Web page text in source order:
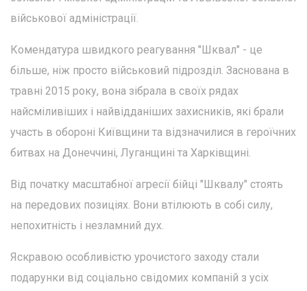
військової адміністрації.
Комендатура швидкого реагування "Шквал" - це
більше, ніж просто військовий підрозділ. Заснована в
травні 2015 року, вона зібрала в своїх рядах
найсміливіших і найвідданіших захисників, які брали
участь в обороні Київщини та відзначилися в героїчних
битвах на Донеччині, Луганщині та Харківщині.
Від початку масштабної агресії бійці "Шквалу" стоять
на передових позиціях. Вони втілюють в собі силу,
непохитність і незламний дух.
Яскравою особливістю урочистого заходу стали
подарунки від соціально свідомих компаній з усіх